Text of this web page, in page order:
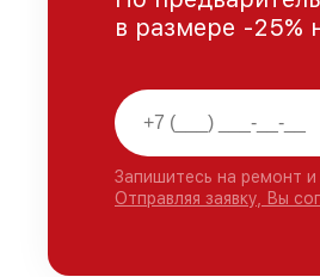
в размере -25%
Запишитесь на ремонт
Отправляя заявку, Вы